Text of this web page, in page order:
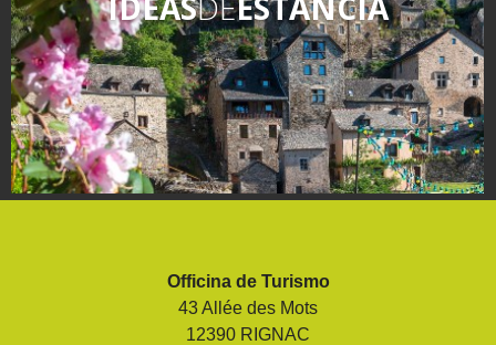
Officina de Turismo
43 Allée des Mots
12390 RIGNAC